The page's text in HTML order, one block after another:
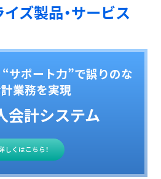
ズ製品・サービス
サポート力”で誤りのな
業務を実現
会計システム
しくはこちら！